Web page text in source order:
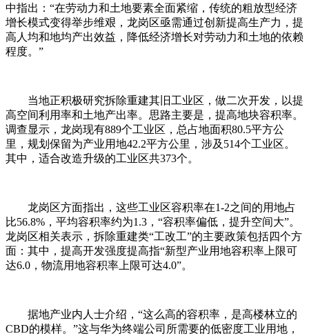
中指出：“在劳动力和土地要素全面紧缩，传统的粗放型经济
增长模式变得举步维艰，龙岗区亟需通过创新提高生产力，提
高人均和地均产出效益，降低经济增长对劳动力和土地的依赖
程度。”
当地正积极研究拆除重建其旧工业区，做二次开发，以提
高空间利用率和土地产出率。思路主要是，提高地块容积率。
调查显示，龙岗现有889个工业区，总占地面积80.5平方公
里，规划保留为产业用地42.2平方公里，涉及514个工业区。
其中，适合改造升级的工业区共373个。
龙岗区方面指出，这些工业区容积率在1-2之间的用地占
比56.8%，平均容积率约为1.3，“容积率偏低，提升空间大”。
龙岗区相关表示，拆除重建类“工改工”的主要政策包括四个方
面：其中，提高开发强度提高指“新型产业用地容积率上限可
达6.0，物流用地容积率上限可达4.0”。
据地产业内人士介绍，“这么高的容积率，是高楼林立的
CBD的模样。”这与华为终端公司所需要的低密度工业用地，